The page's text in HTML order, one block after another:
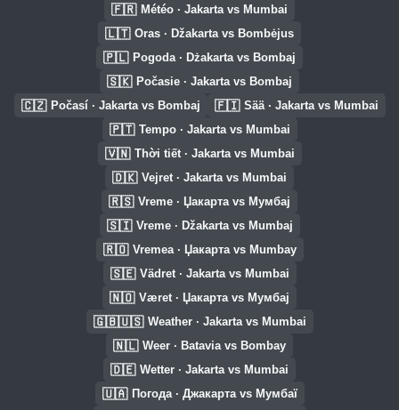
🇫🇷 Météo · Jakarta vs Mumbai
🇱🇹 Oras · Džakarta vs Bombėjus
🇵🇱 Pogoda · Dżakarta vs Bombaj
🇸🇰 Počasie · Jakarta vs Bombaj
🇨🇿 Počasí · Jakarta vs Bombaj 🇫🇮 Sää · Jakarta vs Mumbai
🇵🇹 Tempo · Jakarta vs Mumbai
🇻🇳 Thời tiết · Jakarta vs Mumbai
🇩🇰 Vejret · Jakarta vs Mumbai
🇷🇸 Vreme · Џакарта vs Мумбај
🇸🇮 Vreme · Džakarta vs Mumbaj
🇷🇴 Vremea · Џакарта vs Mumbay
🇸🇪 Vädret · Jakarta vs Mumbai
🇳🇴 Været · Џакарта vs Мумбај
🇬🇧🇺🇸 Weather · Jakarta vs Mumbai
🇳🇱 Weer · Batavia vs Bombay
🇩🇪 Wetter · Jakarta vs Mumbai
🇺🇦 Погода · Джакарта vs Мумбаї